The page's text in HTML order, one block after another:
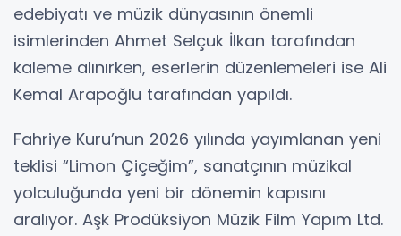
edebiyatı ve müzik dünyasının önemli
isimlerinden Ahmet Selçuk İlkan tarafından
kaleme alınırken, eserlerin düzenlemeleri ise Ali
Kemal Arapoğlu tarafından yapıldı.
Fahriye Kuru’nun 2026 yılında yayımlanan yeni
teklisi “Limon Çiçeğim”, sanatçının müzikal
yolculuğunda yeni bir dönemin kapısını
aralıyor. Aşk Prodüksiyon Müzik Film Yapım Ltd.